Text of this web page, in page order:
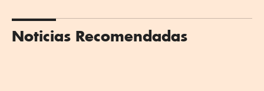
Noticias Recomendadas